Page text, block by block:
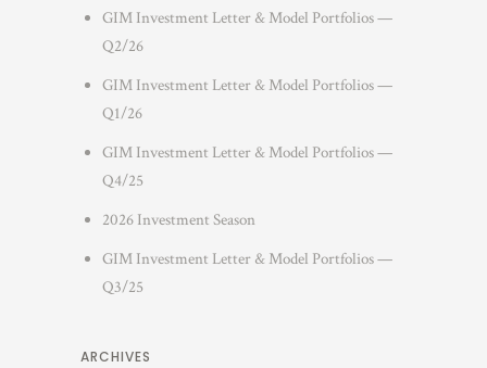
GIM Investment Letter & Model Portfolios —
Q2/26
GIM Investment Letter & Model Portfolios —
Q1/26
GIM Investment Letter & Model Portfolios —
Q4/25
2026 Investment Season
GIM Investment Letter & Model Portfolios —
Q3/25
ARCHIVES